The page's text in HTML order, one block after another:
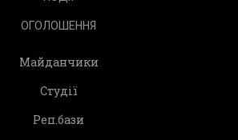
ОГОЛОШЕННЯ
Майданчики
Студії
Реп.бази